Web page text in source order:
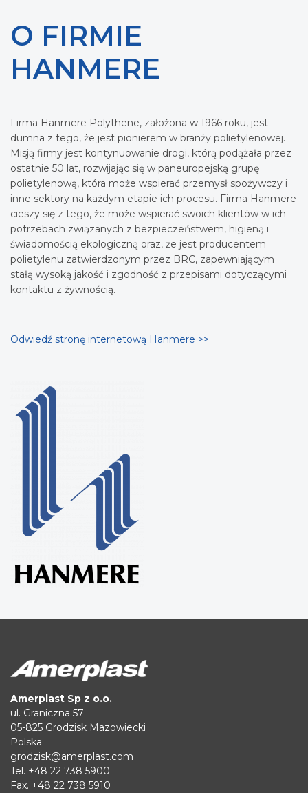
O FIRMIE
HANMERE
Firma Hanmere Polythene, założona w 1966 roku, jest
dumna z tego, że jest pionierem w branży polietylenowej.
Misją firmy jest kontynuowanie drogi, którą podążała przez
ostatnie 50 lat, rozwijając się w paneuropejską grupę
polietylenową, która może wspierać przemysł spożywczy i
inne sektory na każdym etapie ich procesu. Firma Hanmere
cieszy się z tego, że może wspierać swoich klientów w ich
potrzebach związanych z bezpieczeństwem, higieną i
świadomością ekologiczną oraz, że jest producentem
polietylenu zatwierdzonym przez BRC, zapewniającym
stałą wysoką jakość i zgodność z przepisami dotyczącymi
kontaktu z żywnością.
Odwiedź stronę internetową Hanmere >>
Amerplast Sp z o.o.
ul. Graniczna 57
05-825 Grodzisk Mazowiecki
Polska
grodzisk@amerplast.com
Tel. +48 22 738 5900
Fax. +48 22 738 5910